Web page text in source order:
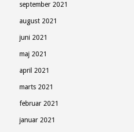
september 2021
august 2021
juni 2021
maj 2021
april 2021
marts 2021
februar 2021
januar 2021